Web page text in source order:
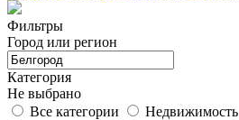
Фильтры
Город или регион
Категория
Не выбрано
Все категории
Недвижимость